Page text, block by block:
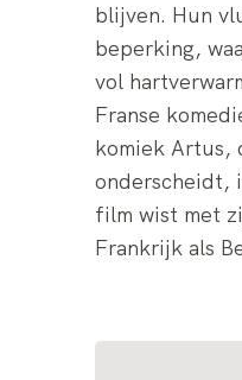
blijven. Hun
beperking,
vol
Franse
komiek Artus,
onderscheidt,
film wist met
Frankrijk als